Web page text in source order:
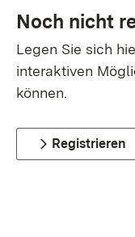
Noch nicht
Legen Sie sich
interaktiven
können.
Registrieren